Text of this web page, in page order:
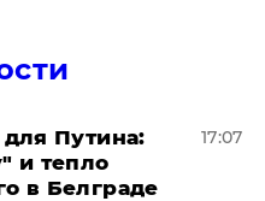
для Путина:
и тепло
в Белграде
17:07